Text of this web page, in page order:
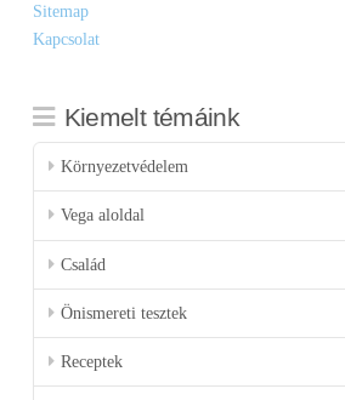
Sitemap
Kapcsolat
Kiemelt témáink
Környezetvédelem
Vega aloldal
Család
Önismereti tesztek
Receptek